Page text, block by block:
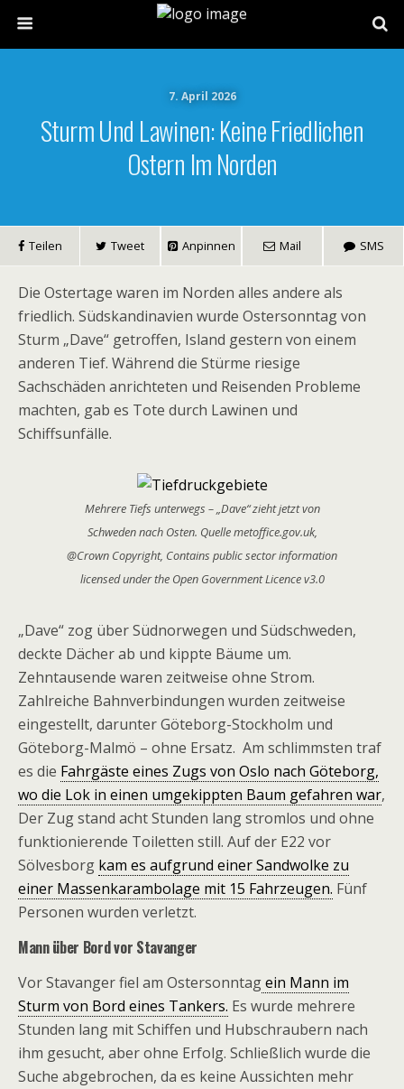
7. April 2026
Sturm Und Lawinen: Keine Friedlichen
Ostern Im Norden
Teilen Tweet Anpinnen Mail SMS
Die Ostertage waren im Norden alles andere als
friedlich. Südskandinavien wurde Ostersonntag von
Sturm „Dave“ getroffen, Island gestern von einem
anderen Tief. Während die Stürme riesige
Sachschäden anrichteten und Reisenden Probleme
machten, gab es Tote durch Lawinen und
Schiffsunfälle.
Mehrere Tiefs unterwegs – „Dave“ zieht jetzt von
Schweden nach Osten. Quelle metoffice.gov.uk,
@Crown Copyright, Contains public sector information
licensed under the Open Government Licence v3.0
„Dave“ zog über Südnorwegen und Südschweden,
deckte Dächer ab und kippte Bäume um.
Zehntausende waren zeitweise ohne Strom.
Zahlreiche Bahnverbindungen wurden zeitweise
eingestellt, darunter Göteborg-Stockholm und
Göteborg-Malmö – ohne Ersatz. Am schlimmsten traf
es die Fahrgäste eines Zugs von Oslo nach Göteborg,
wo die Lok in einen umgekippten Baum gefahren war,
Der Zug stand acht Stunden lang stromlos und ohne
funktionierende Toiletten still. Auf der E22 vor
Sölvesborg kam es aufgrund einer Sandwolke zu
einer Massenkarambolage mit 15 Fahrzeugen. Fünf
Personen wurden verletzt.
Mann über Bord vor Stavanger
Vor Stavanger fiel am Ostersonntagein Mann im
Sturm von Bord eines Tankers. Es wurde mehrere
Stunden lang mit Schiffen und Hubschraubern nach
ihm gesucht, aber ohne Erfolg. Schließlich wurde die
Suche abgebrochen, da es keine Aussichten mehr